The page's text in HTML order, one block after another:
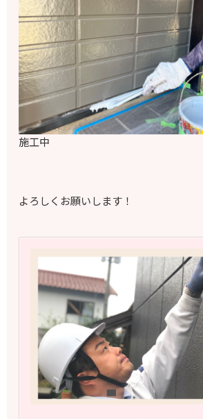
施工中
よろしくお願いします！